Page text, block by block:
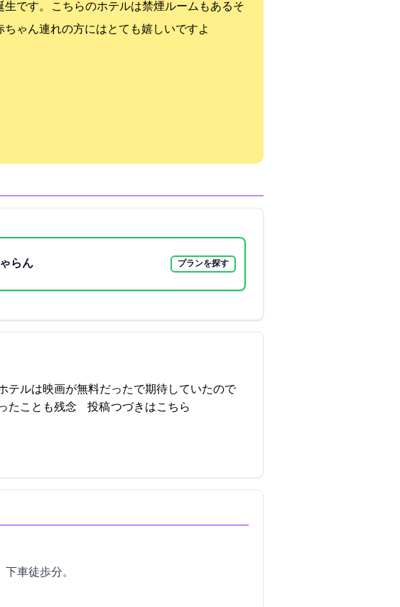
です。 こちらのホテルは禁煙ルームもあるそ
ゃん連れの方にはとても嬉しいですよ
らん プランを探す
テルは映画が無料だったで期待していたので
10-16 22:39:47投稿つづきはこちら
車徒歩2分。